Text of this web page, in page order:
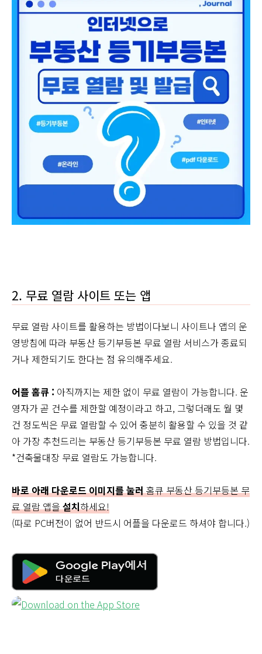
2. 무료 열람 사이트 또는 앱
무료 열람 사이트를 활용하는 방법이다보니 사이트나 앱의 운
영방침에 따라 부동산 등기부등본 무료 열람 서비스가 종료되
거나 제한되기도 한다는 점 유의해주세요.
어플 홈큐 : 아직까지는 제한 없이 무료 열람이 가능합니다. 운
영자가 곧 건수를 제한할 예정이라고 하고, 그렇더래도 월 몇
건 정도씩은 무료 열람할 수 있어 충분히 활용할 수 있을 것 같
아 가장 추천드리는 부동산 등기부등본 무료 열람 방법입니다.
*건축물대장 무료 열람도 가능합니다.
바로 아래 다운로드 이미지를 눌러홈큐 부동산 등기부등본 무
료 열람 앱을설치하세요!
(따로 PC버전이 없어 반드시 어플을 다운로드 하셔야 합니다.)